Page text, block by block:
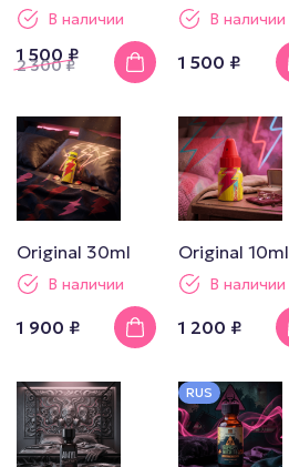
BoxedВ наличии
1 500 ₽
2 300₽
В наличии
1 500 ₽
Original 30ml
В наличии
1 900 ₽
Original 10ml
В наличии
1 200 ₽
RUS